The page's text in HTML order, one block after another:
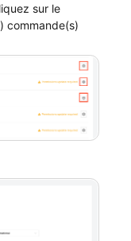
sur le
commande(s)